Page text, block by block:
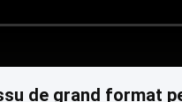
de grand format